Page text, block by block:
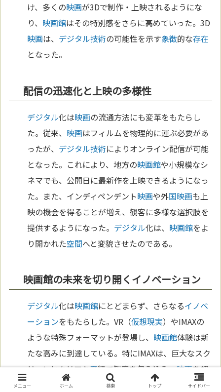
け、多くの映画が3Dで制作・上映されるようにな
り、 映画館はその特別感をさらに高めていった。3D
映画は、 デジタル技術の可能性を示す象徴的な存在
となった。
配信の迅速化と上映の多様性
デジタル化は映画の流通方法にも変革をもたらし
た。従来、 映画はフィルムを物理的に運ぶ必要があ
ったが、 デジタル技術によりオンライン配信が可能
となった。これにより、地方の映画館や小規模なシ
ネマでも、公開日に最新作を上映できるようになっ
た。また、インディペンデント映画や外国映画も上
映の機会を得ることが増え、観客に多様な選択肢を
提供するようになった。 デジタル化は、 映画館をよ
り開かれた空間へと変貌させたのである。
映画館の未来を切り開くイノベーション
デジタル化は映画館にとどまらず、さらなるイノベ
ーションをもたらした。VR（仮想現実）やIMAXの
ような特殊フォーマットが登場し、 映画館体験は新
たな高みに到達している。特にIMAXは、巨大なスク
リーンとクリアな音響で観客を包み込み、映画を超
えた体験を提供している。
映画館 は、より個
メニュー ホーム 検索 トップ サイドバー